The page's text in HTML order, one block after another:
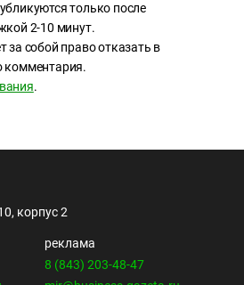
только после
2-10 минут.
за собой право отказать в
комментария.
.
корпус 2
реклама
8 (843) 203-48-47